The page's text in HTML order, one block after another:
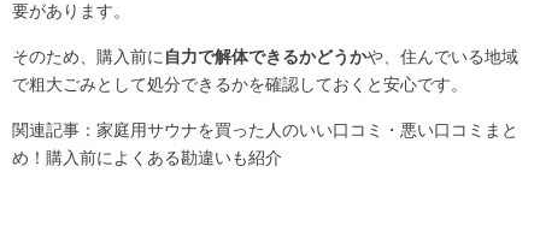
要があります。
そのため、購入前に 自力で解体できるかどうかや、住んでいる地域
で粗大ごみとして処分できるかを確認しておくと安心です。
関連記事： 家庭用サウナを買った人のいい口コミ・悪い口コミまと
め！購入前によくある勘違いも紹介